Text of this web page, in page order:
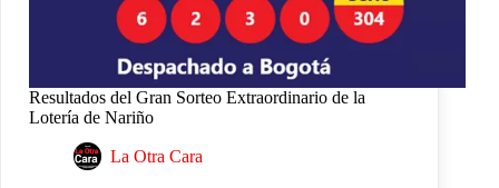
Resultados del Gran Sorteo Extraordinario de la
Lotería de Nariño
La Otra Cara